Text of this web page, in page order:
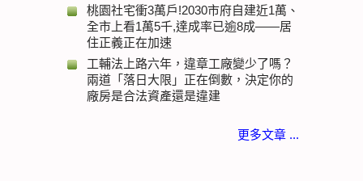
桃園社宅衝3萬戶!2030市府自建近1萬、
全市上看1萬5千,達成率已逾8成——居
住正義正在加速
工輔法上路六年，違章工廠變少了嗎？
兩道「落日大限」正在倒數，決定你的
廠房是合法資產還是違建
更多文章 ...